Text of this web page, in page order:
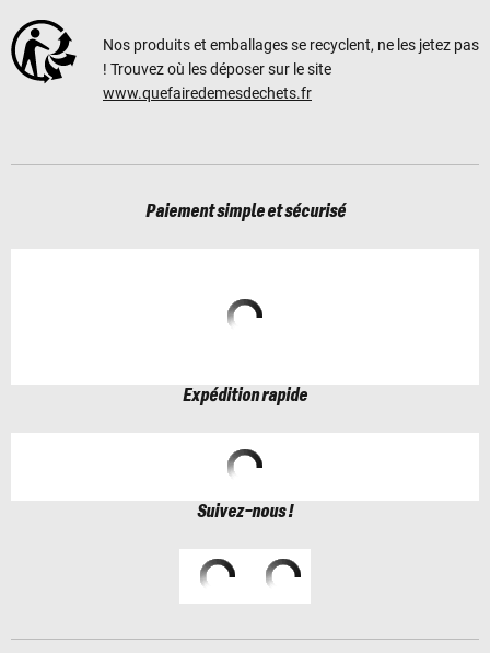
Nos produits et emballages se recyclent, ne les jetez pas
! Trouvez où les déposer sur le site
www.quefairedemesdechets.fr
Paiement simple et sécurisé
Expédition rapide
Suivez-nous !